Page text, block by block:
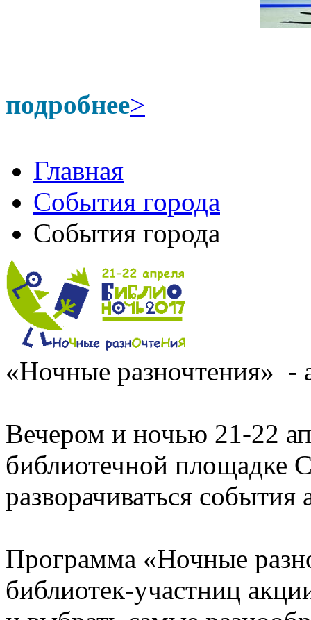
подробнее>
Главная
События города
События города
«Ночные разночтения» -
Вечером и ночью 21-22
библиотечной площадке
разворачиваться
Программа «Ночные
библиотек-участниц